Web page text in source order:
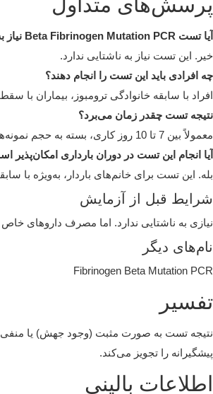
آیا تست Beta Fibrinogen Mutation PCR نیاز به ناشتایی دارد؟
خیر. این تست نیاز به ناشتایی ندارد.
چه افرادی باید این تست را انجام دهند؟
افراد با سابقه خانوادگی ترومبوز، بیماران
نتیجه تست چقدر زمان می‌برد؟
معمولاً بین 7 تا 10 روز کاری، بسته به حجم نمونه‌ها.
آیا انجام این تست در دوران بارداری امکان‌پذیر
بله. این تست برای خانم‌های باردار، به‌ویژه با
شرایط قبل از آزمایش
نیازی به ناشتایی ندارد. اما مصرف داروهای خاص
نام‌های دیگر
Fibrinogen Beta Mutation PCR
تفسیر
نتیجه تست به صورت مثبت (وجود جهش) یا منفی
پیشگیرانه را تجویز می‌کند.
اطلاعات بالینی